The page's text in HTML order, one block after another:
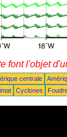
font l'objet
centrale
Cyclones